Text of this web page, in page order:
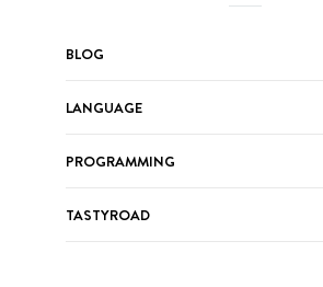
BLOG
LANGUAGE
PROGRAMMING
TASTYROAD